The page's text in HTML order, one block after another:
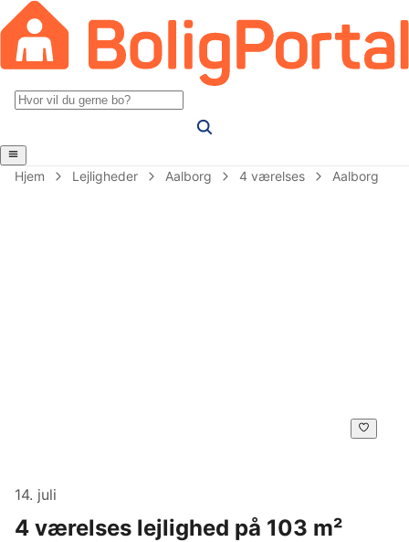
Hjem Lejligheder Aalborg 4 værelses Aalborg
14. juli
4 værelses lejlighed på 103 m²